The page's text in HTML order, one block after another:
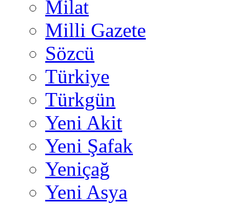
Milat
Milli Gazete
Sözcü
Türkiye
Türkgün
Yeni Akit
Yeni Şafak
Yeniçağ
Yeni Asya